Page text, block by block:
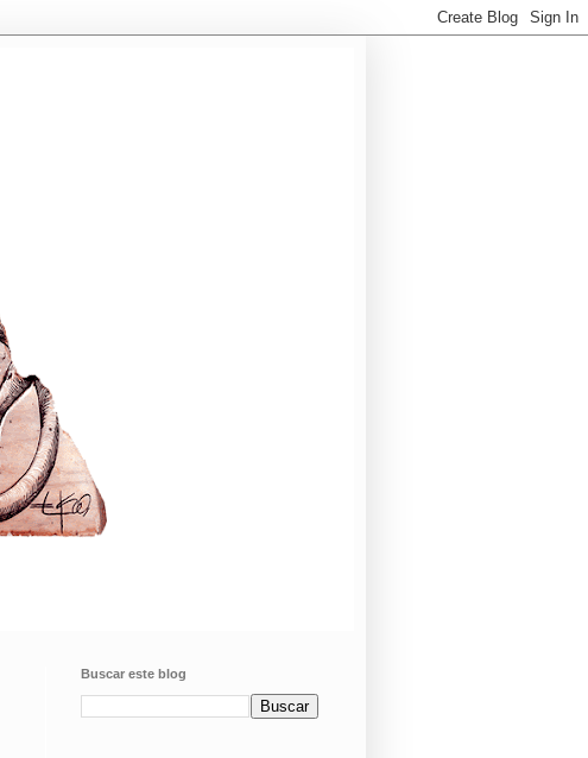
Buscar este blog